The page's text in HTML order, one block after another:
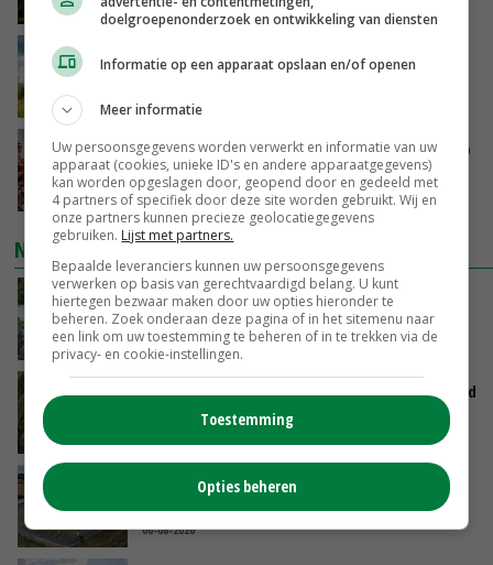
GISTEREN, 16:27
‘Rendement van Krullvarkens komt van de
overkant’
Oorlogen en El Niño stuwen voedselprijzen op
GISTEREN, 15:04
NIEUWSTE VIDEO'S
Oekraïne-vlogger Kees Huizinga: ‘Bezoek van
de ambassade mag zelf groente plukken’
GISTEREN, 12:00
Limburgse mais van Frijns doet het verrassend
Droogte veroorzaakt steeds meer problemen:
‘Bassin afgelopen week al leeg’
06-08-2026
doelgroepenonderzoek en ontwikkeling van diensten
Informatie op een apparaat opslaan en/of openen
Meer informatie
Uw persoonsgegevens worden verwerkt en informatie van uw
apparaat (cookies, unieke ID's en andere apparaatgegevens)
kan worden opgeslagen door, geopend door en gedeeld met
4 partners of specifiek door deze site worden gebruikt. Wij en
onze partners kunnen precieze geolocatiegegevens
gebruiken. Lijst met partners.
Bepaalde leveranciers kunnen uw persoonsgegevens
verwerken op basis van gerechtvaardigd belang. U kunt
hiertegen bezwaar maken door uw opties hieronder te
beheren. Zoek onderaan deze pagina of in het sitemenu naar
een link om uw toestemming te beheren of in te trekken via de
privacy- en cookie-instellingen.
Toestemming
Opties beheren